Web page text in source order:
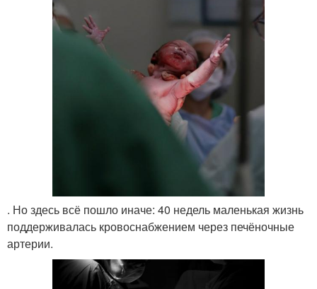
. Но здесь всё пошло иначе: 40 недель маленькая жизнь
поддерживалась кровоснабжением через печёночные
артерии.